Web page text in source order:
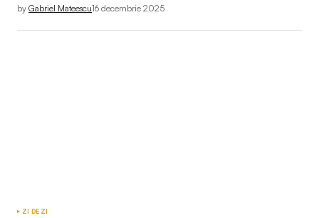
by Gabriel Mateescu16 decembrie 2025
ZI DE ZI